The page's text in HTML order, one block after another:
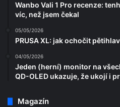
Wanbo Vali 1 Pro recenze:
víc, než jsem čekal
05/05/2026
PRUSA XL: jak ochočit
04/05/2026
Jeden (herní) monitor na
QD-OLED ukazuje, že ukojí i
Magazín